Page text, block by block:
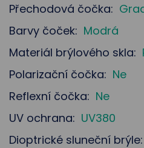
Přechodová čočka:
Barvy čoček: Modrá
Materiál brýlového skla:
Polarizační čočka: Ne
Reflexní čočka: Ne
UV ochrana: UV380
Dioptrické sluneční brýle: